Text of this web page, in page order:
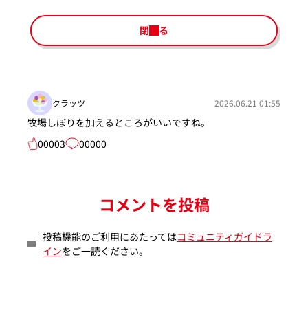
閉じる
クラッツ 2026.06.21 01:55
牧場しぼりを加えるところがいいですね。
00003
00000
コメントを投稿
投稿機能のご利用にあたってはコミュニティガイドラ
インをご一読ください。